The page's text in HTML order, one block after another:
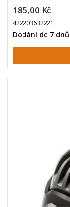
185,00 Kč
422203632221
Dodání do 7 dnů